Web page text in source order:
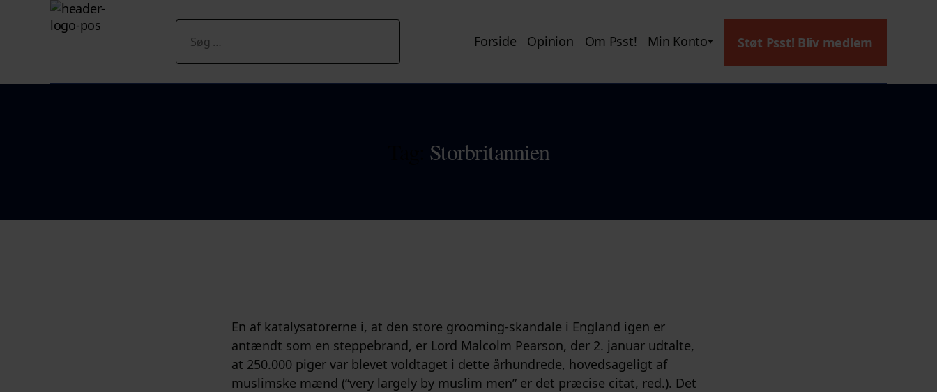
Søg
efter:
Forside Opinion Om Psst! Min Konto Støt Psst! Bliv medlem
Storbritannien
En af katalysatorerne i, at den store grooming-skandale i England igen er
antændt som en steppebrand, er Lord Malcolm Pearson, der 2. januar udtalte,
at 250.000 piger var blevet voldtaget i dette århundrede, hovedsageligt af
muslimske mænd (“very largely by muslim men” er det præcise citat, red.). Det